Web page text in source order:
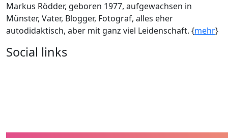
Markus Rödder, geboren 1977, aufgewachsen in
Münster, Vater, Blogger, Fotograf, alles eher
autodidaktisch, aber mit ganz viel Leidenschaft. {mehr}
Social links